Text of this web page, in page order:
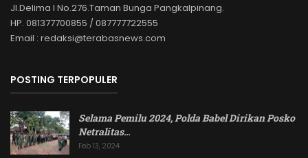
Jl.Delima I No.276.Taman Bunga Pangkalpinang.
HP. 081377700855 / 087777722555
Email : redaksi@terabasnews.com
POSTING TERPOPULER
Selama Pemilu 2024, Polda Babel Dirikan Posko
Netralitas…
Feb 13, 2024